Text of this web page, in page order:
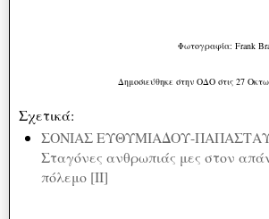
Φωτογραφία: Frank
Δημοσιεύθηκε στην ΟΔΟ στις 27
Σχετικά:
ΣΟΝΙΑΣ ΕΥΘΥΜΙΑΔΟΥ-
Σταγόνες ανθρωπιάς μες στον
πόλεμο [ΙΙ]